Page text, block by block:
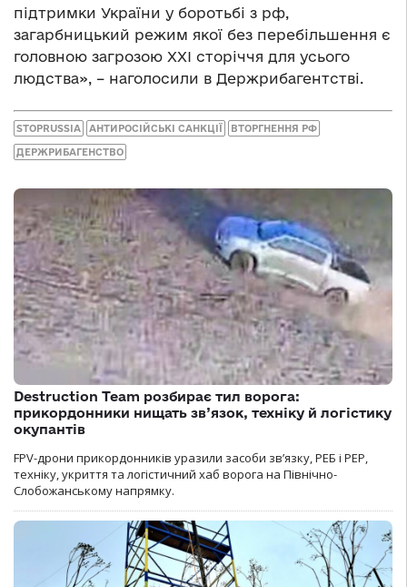
підтримки України у боротьбі з рф,
загарбницький режим якої без перебільшення є
головною загрозою ХХІ сторіччя для усього
людства», – наголосили в Держрибагентстві.
STOPRUSSIA АНТИРОСІЙСЬКІ САНКЦІЇ ВТОРГНЕННЯ РФ
ДЕРЖРИБАГЕНСТВО
Destruction Team розбирає тил ворога:
прикордонники нищать зв’язок, техніку й логістику
окупантів
FPV-дрони прикордонників уразили засоби зв’язку, РЕБ і РЕР,
техніку, укриття та логістичний хаб ворога на Північно-
Слобожанському напрямку.